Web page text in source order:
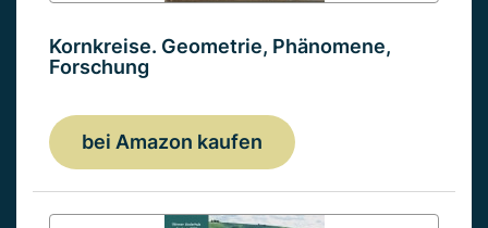
Kornkreise. Geometrie, Phänomene,
Forschung
bei Amazon kaufen